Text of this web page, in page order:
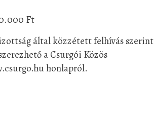
Ft
által közzétett felhívás
a Csurgói Közös
honlapról.